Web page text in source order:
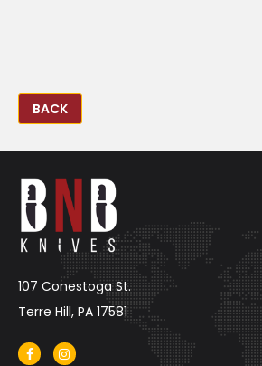
BACK
107 Conestoga St.
Terre Hill, PA 17581